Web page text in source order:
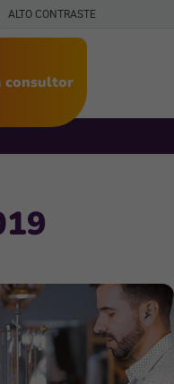
ALTO CONTRASTE
consultor